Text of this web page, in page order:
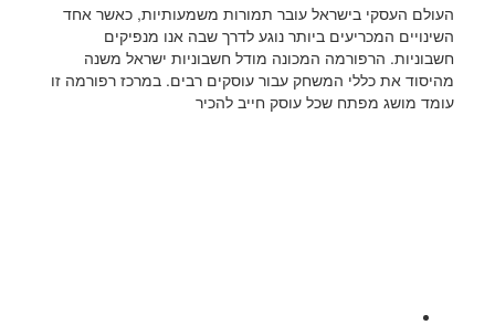
העולם העסקי בישראל עובר תמורות משמעותיות, כאשר אחד
השינויים המכריעים ביותר נוגע לדרך שבה אנו מנפיקים
חשבוניות. הרפורמה המכונה מודל חשבוניות ישראל משנה
מהיסוד את כללי המשחק עבור עוסקים רבים. במרכז רפורמה זו
עומד מושג מפתח שכל עוסק חייב להכיר